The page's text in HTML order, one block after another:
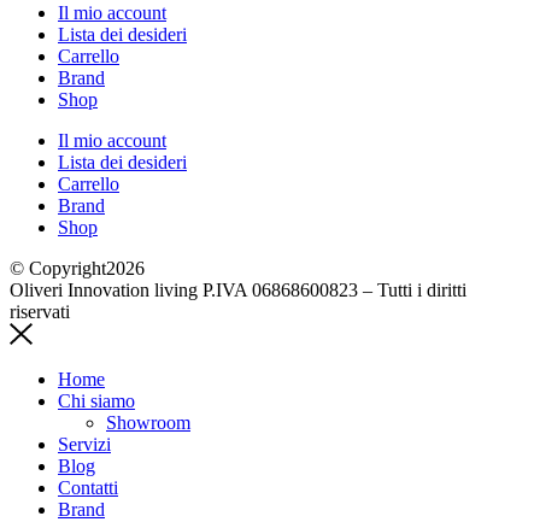
Il mio account
Lista dei desideri
Carrello
Brand
Shop
Il mio account
Lista dei desideri
Carrello
Brand
Shop
© Copyright2026
Oliveri Innovation living P.IVA 06868600823 – Tutti i diritti
riservati
Home
Chi siamo
Showroom
Servizi
Blog
Contatti
Brand